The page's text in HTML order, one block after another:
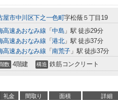
屋市中川区下之一色町字松蔭５丁目19
高速あおなみ線 「中島 」駅 徒歩29分
高速あおなみ線 「港北」駅 徒歩37分
高速あおなみ線 「南荒子 」駅 徒歩37分
階数 4階建 構造 鉄筋コンクリート
礼金 間取り 面積 詳細